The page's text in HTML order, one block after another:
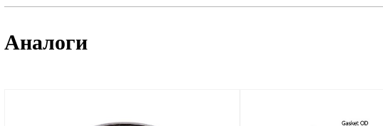
Аналоги